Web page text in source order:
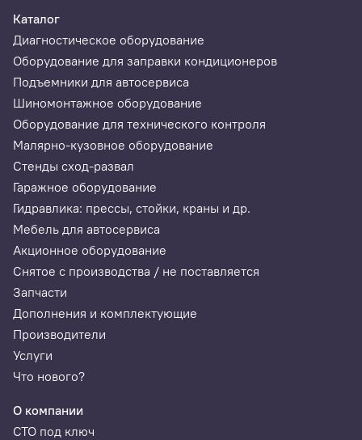
Каталог
Диагностическое оборудование
Оборудование для заправки кондиционеров
Подъемники для автосервиса
Шиномонтажное оборудование
Оборудование для технического контроля
Малярно-кузовное оборудование
Стенды сход-развал
Гаражное оборудование
Гидравлика: прессы, стойки, краны и др.
Мебель для автосервиса
Акционное оборудование
Снятое с производства / не поставляется
Запчасти
Дополнения и комплектующие
Производители
Услуги
Что нового?
О компании
СТО под ключ